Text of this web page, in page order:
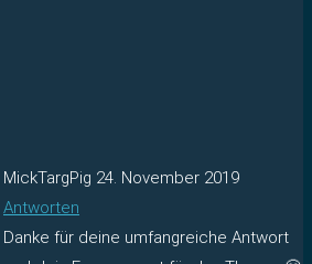
MickTargPig 24. November 2019
Antworten
Danke für deine umfangreiche Antwort